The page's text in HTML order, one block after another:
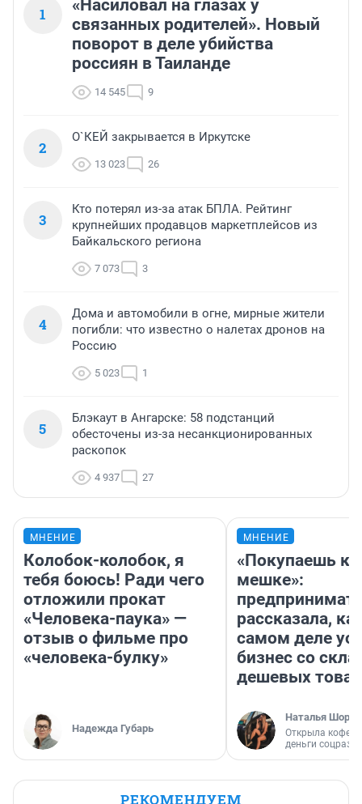
1
«Насиловал на глазах у
связанных родителей». Новый
поворот в деле убийства
россиян в Таиланде
14 545 9
2
О`КЕЙ закрывается в Иркутске
13 023 26
3
Кто потерял из-за атак БПЛА. Рейтинг
крупнейших продавцов маркетплейсов из
Байкальского региона
7 073 3
4
Дома и автомобили в огне, мирные жители
погибли: что известно о налетах дронов на
Россию
5 023 1
5
Блэкаут в Ангарске: 58 подстанций
обесточены из-за несанкционированных
раскопок
4 937 27
МНЕНИЕ
Колобок-колобок, я
тебя боюсь! Ради чего
отложили прокат
«Человека-паука» —
отзыв о фильме про
«человека-булку»
Надежда Губарь
МНЕНИЕ
«Покупаешь
мешке»:
рассказала,
самом деле
бизнес со
дешевых
Наталья
Открыла
деньги
РЕКОМЕНДУЕМ